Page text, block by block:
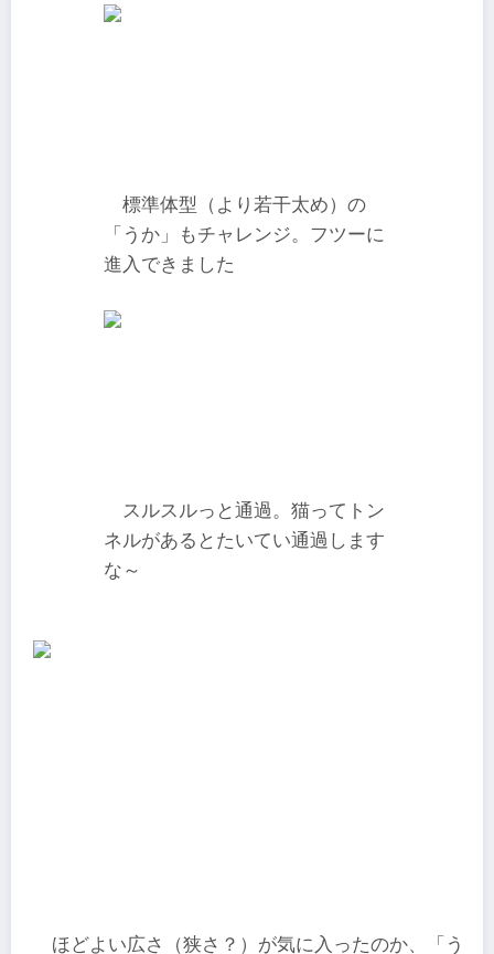
標準体型（より若干太め）の
「うか」もチャレンジ。フツーに
進入できました
スルスルっと通過。猫ってトン
ネルがあるとたいてい通過します
な～
ほどよい広さ（狭さ？）が気に入ったのか、「う